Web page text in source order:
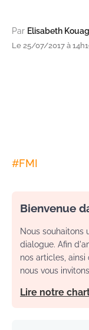
Par Elisabeth
Le 25/07/2017 à
#FMI
Bienvenue
Nous souhaitons
dialogue. Afin
nos articles,
nous vous
Lire notre